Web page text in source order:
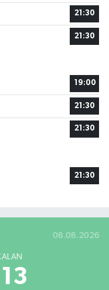
21:30
21:30
19:00
21:30
21:30
21:30
08.08.2026